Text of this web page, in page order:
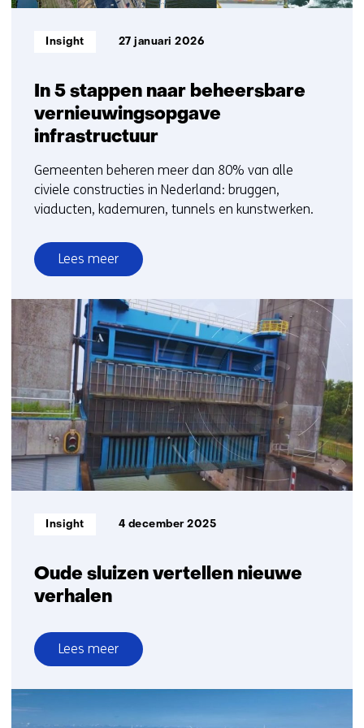
In 5 stappen naar beheersbare
vernieuwingsopgave
infrastructuur
Informatietype:
Insight 27 januari 2026
Gemeenten beheren meer dan 80% van alle
civiele constructies in Nederland: bruggen,
viaducten, kademuren, tunnels en kunstwerken.
Lees meer
over
In
5
stappen
naar
beheersbare
vernieuwingsopgave
infrastructuur
Oude sluizen vertellen nieuwe
verhalen
Informatietype:
Insight 4 december 2025
Lees meer
over
Oude